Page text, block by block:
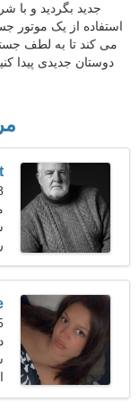
جدید بگردید و با
استفاده از یک موتور
می کند تا به لطف
دوستان جدیدی پیدا